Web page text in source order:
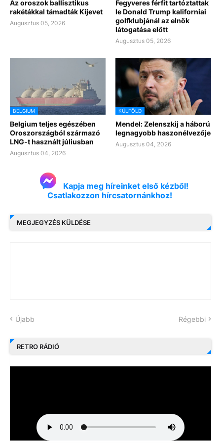
Az oroszok ballisztikus
rakétákkal támadták Kijevet
Augusztus 05, 2026
Fegyveres férfit tartóztattak
le Donald Trump kaliforniai
golfklubjánál az elnök
látogatása előtt
Augusztus 05, 2026
BELGIUM
Belgium teljes egészében
Oroszországból származó
LNG-t használt júliusban
Augusztus 04, 2026
KÜLFÖLD
Mendel: Zelenszkij a háború
legnagyobb haszonélvezője
Augusztus 04, 2026
Kapja meg híreinket első kézből!
Csatlakozzon hírcsatornánkhoz!
MEGJEGYZÉS KÜLDÉSE
Újabb Régebbi
RETRO RÁDIÓ